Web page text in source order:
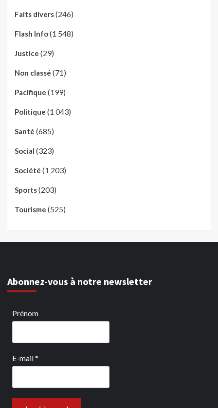
Faits divers(246)
Flash Info(1 548)
Justice (29)
Non classé (71)
Pacifique (199)
Politique (1 043)
Santé (685)
Social (323)
Société (1 203)
Sports(203)
Tourisme (525)
Abonnez-vous à notre newsletter
Prénom
E-mail*